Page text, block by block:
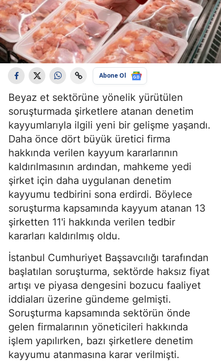
Abone Ol
Beyaz et sektörüne yönelik yürütülen
soruşturmada şirketlere atanan denetim
kayyumlarıyla ilgili yeni bir gelişme yaşandı.
Daha önce dört büyük üretici firma
hakkında verilen kayyum kararlarının
kaldırılmasının ardından, mahkeme yedi
şirket için daha uygulanan denetim
kayyumu tedbirini sona erdirdi. Böylece
soruşturma kapsamında kayyum atanan 13
şirketten 11'i hakkında verilen tedbir
kararları kaldırılmış oldu.
İstanbul Cumhuriyet Başsavcılığı tarafından
başlatılan soruşturma, sektörde haksız fiyat
artışı ve piyasa dengesini bozucu faaliyet
iddiaları üzerine gündeme gelmişti.
Soruşturma kapsamında sektörün önde
gelen firmalarının yöneticileri hakkında
işlem yapılırken, bazı şirketlere denetim
kayyumu atanmasına karar verilmişti.